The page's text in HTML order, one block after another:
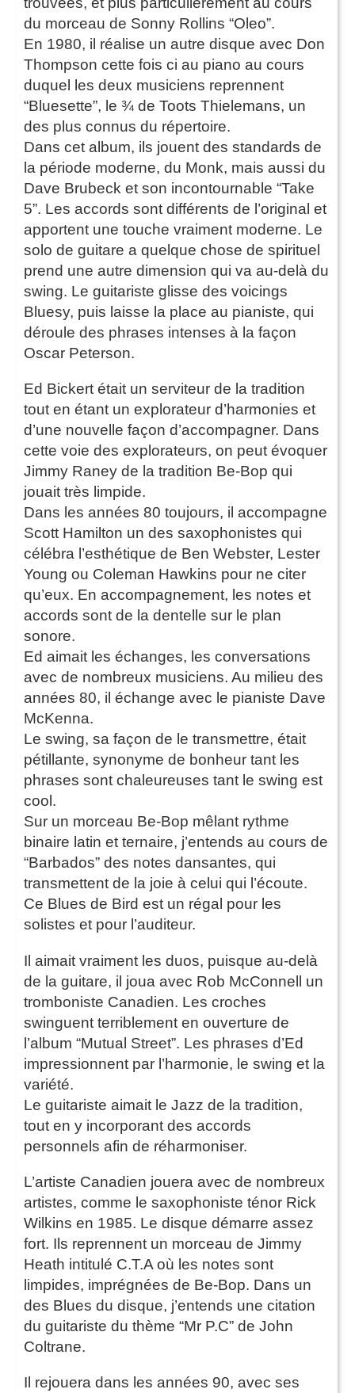
du morceau de Sonny Rollins “Oleo”.
En 1980, il réalise un autre disque avec Don
Thompson cette fois ci au piano au cours
duquel les deux musiciens reprennent
“Bluesette”, le ¾ de Toots Thielemans, un
des plus connus du répertoire.
Dans cet album, ils jouent des standards de
la période moderne, du Monk, mais aussi du
Dave Brubeck et son incontournable “Take
5”. Les accords sont différents de l’original et
apportent une touche vraiment moderne. Le
solo de guitare a quelque chose de spirituel
prend une autre dimension qui va au-delà du
swing. Le guitariste glisse des voicings
Bluesy, puis laisse la place au pianiste, qui
déroule des phrases intenses à la façon
Oscar Peterson.
Ed Bickert était un serviteur de la tradition
tout en étant un explorateur d’harmonies et
d’une nouvelle façon d’accompagner. Dans
cette voie des explorateurs, on peut évoquer
Jimmy Raney de la tradition Be-Bop qui
jouait très limpide.
Dans les années 80 toujours, il accompagne
Scott Hamilton un des saxophonistes qui
célébra l’esthétique de Ben Webster, Lester
Young ou Coleman Hawkins pour ne citer
qu’eux. En accompagnement, les notes et
accords sont de la dentelle sur le plan
sonore.
Ed aimait les échanges, les conversations
avec de nombreux musiciens. Au milieu des
années 80, il échange avec le pianiste Dave
McKenna.
Le swing, sa façon de le transmettre, était
pétillante, synonyme de bonheur tant les
phrases sont chaleureuses tant le swing est
cool.
Sur un morceau Be-Bop mêlant rythme
binaire latin et ternaire, j’entends au cours de
“Barbados” des notes dansantes, qui
transmettent de la joie à celui qui l’écoute.
Ce Blues de Bird est un régal pour les
solistes et pour l’auditeur.
Il aimait vraiment les duos, puisque au-delà
de la guitare, il joua avec Rob McConnell un
tromboniste Canadien. Les croches
swinguent terriblement en ouverture de
l’album “Mutual Street”. Les phrases d’Ed
impressionnent par l’harmonie, le swing et la
variété.
Le guitariste aimait le Jazz de la tradition,
tout en y incorporant des accords
personnels afin de réharmoniser.
L’artiste Canadien jouera avec de nombreux
artistes, comme le saxophoniste ténor Rick
Wilkins en 1985. Le disque démarre assez
fort. Ils reprennent un morceau de Jimmy
Heath intitulé C.T.A où les notes sont
limpides, imprégnées de Be-Bop. Dans un
des Blues du disque, j’entends une citation
du guitariste du thème “Mr P.C” de John
Coltrane.
Il rejouera dans les années 90, avec ses